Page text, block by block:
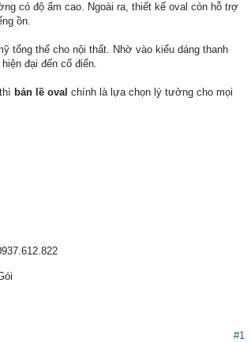
có độ ẩm cao. Ngoài ra, thiết kế oval còn hỗ trợ
ồn.
tổng thể cho nội thất. Nhờ vào kiểu dáng thanh
đại đến cổ điển.
bản lề oval chính là lựa chọn lý tưởng cho mọi
#1